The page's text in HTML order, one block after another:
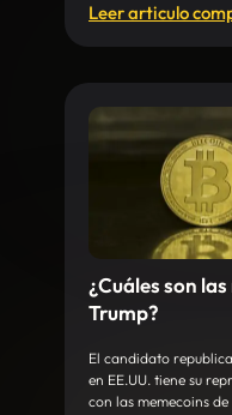
Leer articulo
¿Cuáles son
Trump?
El candidato
en EE.UU. tiene su
con las memecoins